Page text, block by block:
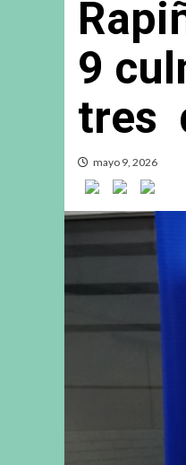
9
tres
mayo 9, 2026